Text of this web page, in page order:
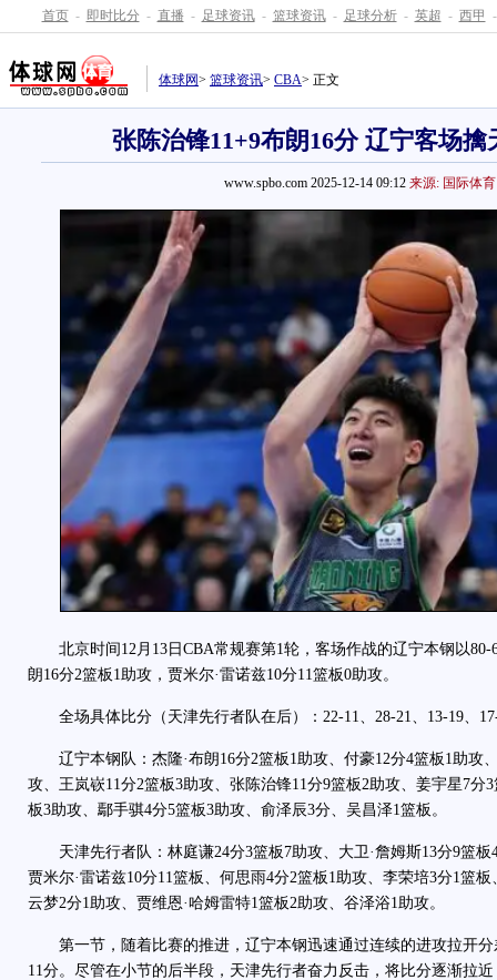
首页 - 即时比分 - 直播 - 足球资讯 - 篮球资讯 - 足球分析 - 英超 - 西甲 -
体球网> 篮球资讯> CBA> 正文
张陈治锋11+9布朗16分 辽宁客场擒
www.spbo.com 2025-12-14 09:12 来源: 国际体育
北京时间12月13日CBA常规赛第1轮，客场作战的辽宁本钢以80-
朗16分2篮板1助攻，贾米尔·雷诺兹10分11篮板0助攻。
全场具体比分（天津先行者队在后）：22-11、28-21、13-19、
辽宁本钢队：杰隆·布朗16分2篮板1助攻、付豪12分4篮板1助攻
攻、王岚嵚11分2篮板3助攻、张陈治锋11分9篮板2助攻、姜宇星7分
板3助攻、鄢手骐4分5篮板3助攻、俞泽辰3分、吴昌泽1篮板。
天津先行者队：林庭谦24分3篮板7助攻、大卫·詹姆斯13分9篮板
贾米尔·雷诺兹10分11篮板、何思雨4分2篮板1助攻、李荣培3分1篮
云梦2分1助攻、贾维恩·哈姆雷特1篮板2助攻、谷泽浴1助攻。
第一节，随着比赛的推进，辽宁本钢迅速通过连续的进攻拉开分
11分。尽管在小节的后半段，天津先行者奋力反击，将比分逐渐拉